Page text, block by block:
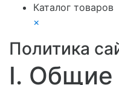
Каталог товаров
×
Политика
I. Общие